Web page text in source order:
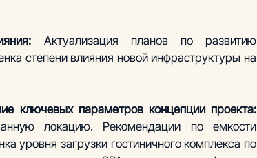
Актуализация планов по развитию
степени влияния новой инфраструктуры на
локацию. Рекомендации по емкости
уровня загрузки гостиничного комплекса по